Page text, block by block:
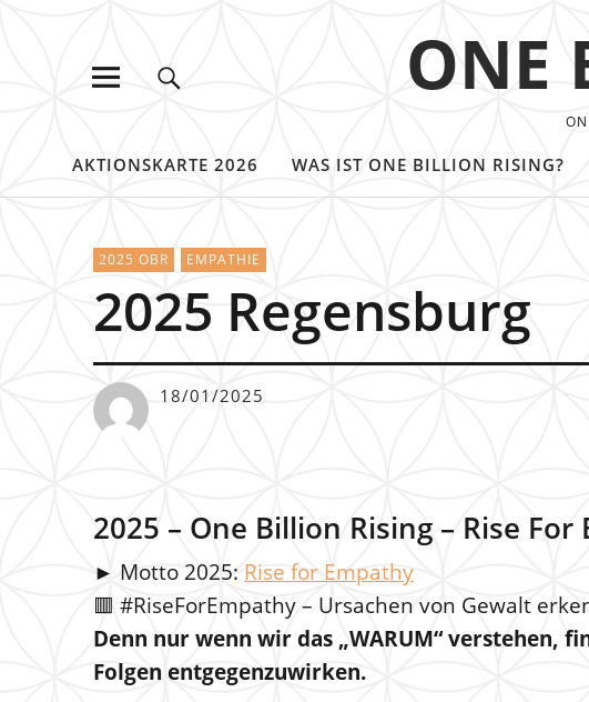
ONE
AKTIONSKARTE 2026 WAS IST ONE BILLION RISING?
2025 OBR EMPATHIE
2025 Regensburg
18/01/2025
2025 – One Billion Rising – Rise For
► Motto 2025: Rise for Empathy
🟥 #RiseForEmpathy – Ursachen von Gewalt
Denn nur wenn wir das „WARUM“ verstehen,
Folgen entgegenzuwirken.